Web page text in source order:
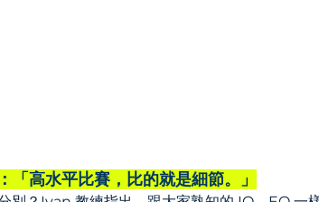
高水平比賽，比的就是細節。」